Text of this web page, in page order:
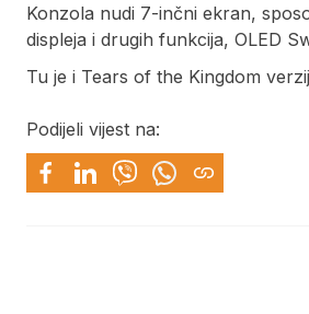
Konzola nudi 7-inčni ekran,
displeja i drugih funkcija, OLED
Tu je i Tears of the Kingdom
Podijeli vijest na: